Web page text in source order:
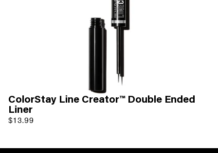
ColorStay Line Creator™ Double Ended
Liner
$13.99